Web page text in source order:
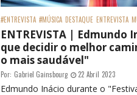
#ENTREVISTA #MÚSICA DESTAQUE ENTREVISTA
ENTREVISTA | Edmundo
que decidir o melhor
o mais saudável"
Por: Gabriel Gainsbourg 22 Abril 2023
Edmundo Inácio durante o